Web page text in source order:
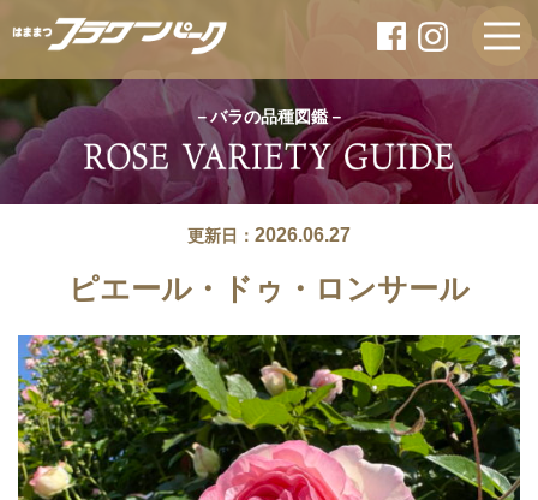
－バラの品種図鑑－
更新日： 2026.06.27
ピエール・ドゥ・ロンサール